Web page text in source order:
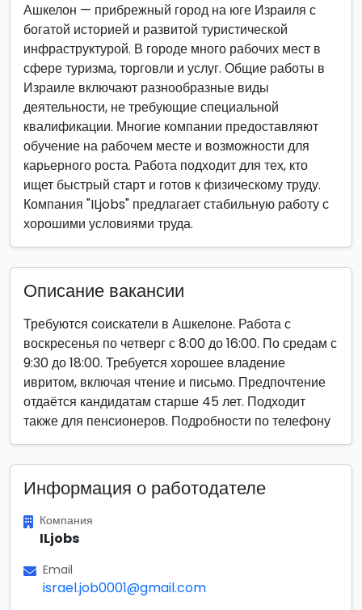
Ашкелон — прибрежный город на юге Израиля с
богатой историей и развитой туристической
инфраструктурой. В городе много рабочих мест в
сфере туризма, торговли и услуг. Общие работы в
Израиле включают разнообразные виды
деятельности, не требующие специальной
квалификации. Многие компании предоставляют
обучение на рабочем месте и возможности для
карьерного роста. Работа подходит для тех, кто
ищет быстрый старт и готов к физическому труду.
Компания "ILjobs" предлагает стабильную работу с
хорошими условиями труда.
Описание вакансии
Требуются соискатели в Ашкелоне. Работа с
воскресенья по четверг с 8:00 до 16:00. По средам с
9:30 до 18:00. Требуется хорошее владение
ивритом, включая чтение и письмо. Предпочтение
отдаётся кандидатам старше 45 лет. Подходит
также для пенсионеров. Подробности по телефону
Информация о работодателе
Компания
ILjobs
Email
israel.job0001@gmail.com